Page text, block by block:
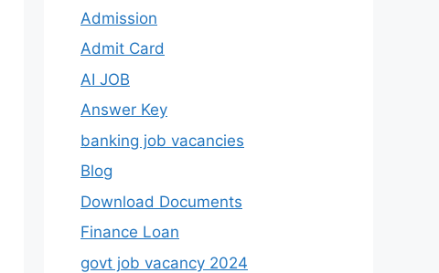
Admission
Admit Card
AI JOB
Answer Key
banking job vacancies
Blog
Download Documents
Finance Loan
govt job vacancy 2024